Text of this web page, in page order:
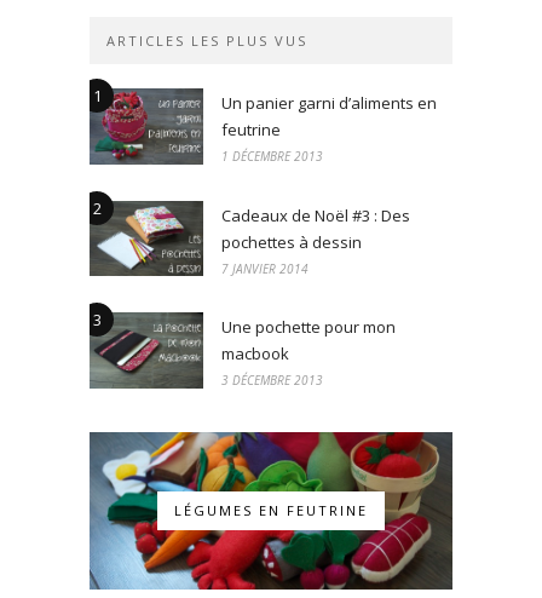
ARTICLES LES PLUS VUS
1
Un panier garni d’aliments en
feutrine
1 DÉCEMBRE 2013
2
Cadeaux de Noël #3 : Des
pochettes à dessin
7 JANVIER 2014
3
Une pochette pour mon
macbook
3 DÉCEMBRE 2013
LÉGUMES EN FEUTRINE